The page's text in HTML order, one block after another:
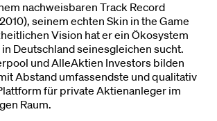
nachweisbaren Track Record
seinem echten Skin in the Game
Vision hat er ein Ökosystem
Deutschland seinesgleichen sucht.
und AlleAktien Investors bilden
Abstand umfassendste und qualitativ
für private Aktienanleger im
Raum.